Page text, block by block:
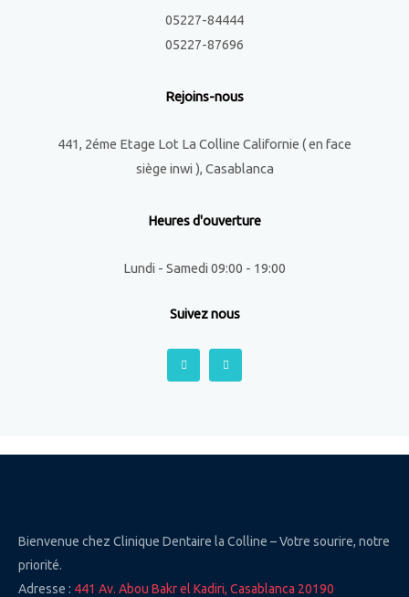
05227-84444
05227-87696
Rejoins-nous
441, 2éme Etage Lot La Colline Californie ( en face
siège inwi ), Casablanca
Heures d'ouverture
Lundi - Samedi 09:00 - 19:00
Suivez nous
F
a
e
I
n
t
Bienvenue chez Clinique Dentaire la Colline – Votre sourire, notre
priorité.
Adresse : 441 Av. Abou Bakr el Kadiri, Casablanca 20190